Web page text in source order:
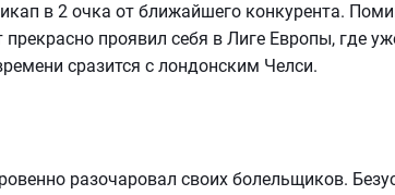
в 2 очка от ближайшего конкурента.
прекрасно проявил себя в Лиге Европы, где
сразится с лондонским Челси.
разочаровал своих болельщиков.